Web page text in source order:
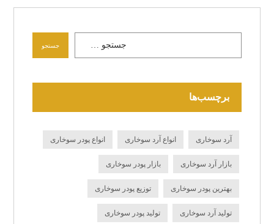
جستجو
برچسب‌ها
آرد سوخاری انواع آرد سوخاری انواع پودر سوخاری
بازار آرد سوخاری بازار پودر سوخاری
بهترین پودر سوخاری توزیع پودر سوخاری
تولید آرد سوخاری تولید پودر سوخاری